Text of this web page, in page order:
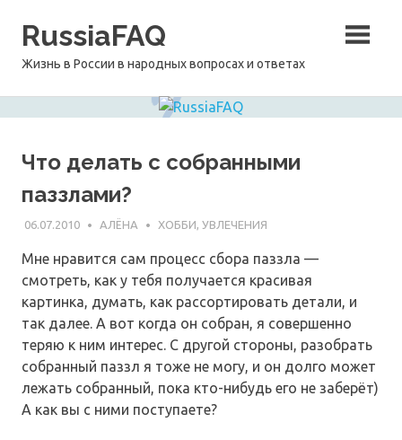
RussiaFAQ
Жизнь в России в народных вопросах и ответах
Что делать с собранными
паззлами?
06.07.2010 АЛЁНА ХОББИ, УВЛЕЧЕНИЯ
Мне нравится сам процесс сбора паззла —
смотреть, как у тебя получается красивая
картинка, думать, как рассортировать детали, и
так далее. А вот когда он собран, я совершенно
теряю к ним интерес. С другой стороны, разобрать
собранный паззл я тоже не могу, и он долго может
лежать собранный, пока кто-нибудь его не заберёт)
А как вы с ними поступаете?